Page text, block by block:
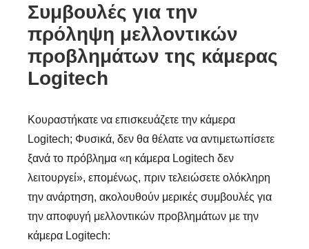
Συμβουλές για την
πρόληψη μελλοντικών
προβλημάτων της κάμερας
Logitech
Κουραστήκατε να επισκευάζετε την κάμερα
Logitech; Φυσικά, δεν θα θέλατε να αντιμετωπίσετε
ξανά το πρόβλημα «η κάμερα Logitech δεν
λειτουργεί», επομένως, πριν τελειώσετε ολόκληρη
την ανάρτηση, ακολουθούν μερικές συμβουλές για
την αποφυγή μελλοντικών προβλημάτων με την
κάμερα Logitech: